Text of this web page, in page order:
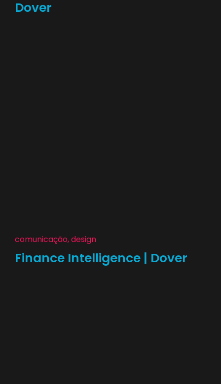
Dover
comunicação, design
Finance Intelligence | Dover